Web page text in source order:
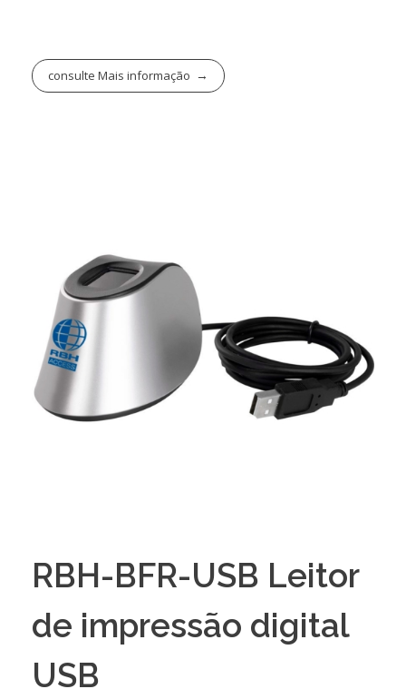
consulte Mais informação
RBH-BFR-USB Leitor
de impressão digital
USB